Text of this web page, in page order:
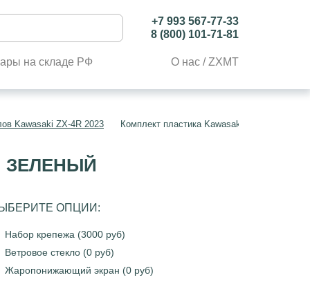
+7 993 567-77-33
8 (800) 101-71-81
на складе РФ О нас / ZXMT
Kawasaki ZX-4R 2023 Комплект пластика Kawasaki Ninja ZX-4R
ЗЕЛЕНЫЙ
ОПЦИИ:
Набор крепежа (3000 руб)
Ветровое стекло (0 руб)
Жаропонижающий экран (0 руб)